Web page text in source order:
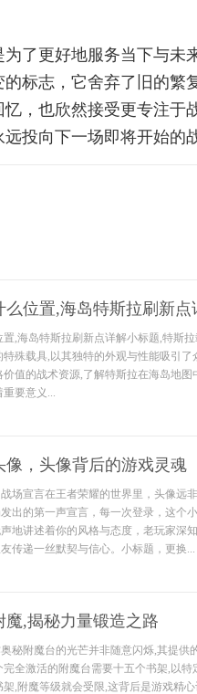
了更好地服务当下与未
标志，它舍弃了旧的繁
，也欣然接受更专注于
投向下一场即将开始的
位置,海岛特斯拉刷新点
,海岛特斯拉刷新点详解小标题,特斯
殊载具,以其独特的外观与性能吸引
值的战术资源,了解特斯拉在海岛地图
要意义...
，头像背后的游戏灵魂
场宣言在王者荣耀的世界里，头像远
出的第一声宣言，每一次登录，这个
地讲述着你的风格与态度，老玩家深
传递一丝默契与信心。小标题，更换...
,揭秘力量锻造之路
秘附魔台的光芒并非随意闪烁,其提供
全激活的附魔台需要十五个书架,以
,附魔等级就会受限,这背后是游戏精